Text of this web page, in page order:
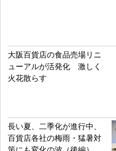
大阪百貨店の食品売場リニ
ューアルが活発化 激しく
火花散らす
長い夏、二季化が進行中、
百貨店各社の梅雨・猛暑対